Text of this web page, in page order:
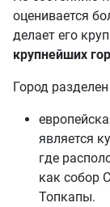
оценивается
делает его
крупнейших
Город
является
где
как собор
Топкапы.